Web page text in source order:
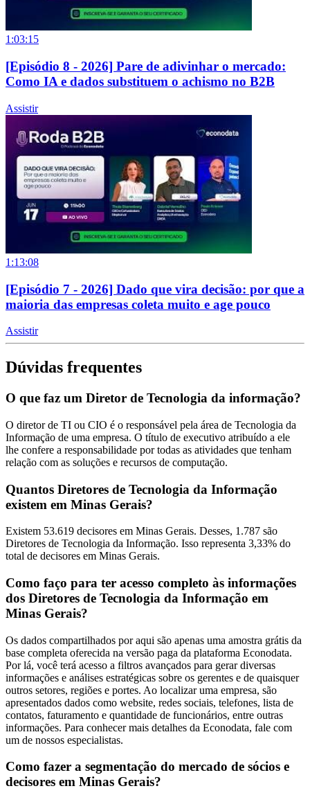
1:03:15
[Episódio 8 - 2026] Pare de adivinhar o mercado:
Como IA e dados substituem o achismo no B2B
Assistir
1:13:08
[Episódio 7 - 2026] Dado que vira decisão: por que a
maioria das empresas coleta muito e age pouco
Assistir
Dúvidas frequentes
O que faz um Diretor de Tecnologia da informação?
O diretor de TI ou CIO é o responsável pela área de Tecnologia da
Informação de uma empresa. O título de executivo atribuído a ele
lhe confere a responsabilidade por todas as atividades que tenham
relação com as soluções e recursos de computação.
Quantos Diretores de Tecnologia da Informação
existem em Minas Gerais?
Existem 53.619 decisores em Minas Gerais. Desses, 1.787 são
Diretores de Tecnologia da Informação. Isso representa 3,33% do
total de decisores em Minas Gerais.
Como faço para ter acesso completo às informações
dos Diretores de Tecnologia da Informação em
Minas Gerais?
Os dados compartilhados por aqui são apenas uma amostra grátis da
base completa oferecida na versão paga da plataforma Econodata.
Por lá, você terá acesso a filtros avançados para gerar diversas
informações e análises estratégicas sobre os gerentes e de quaisquer
outros setores, regiões e portes. Ao localizar uma empresa, são
apresentados dados como website, redes sociais, telefones, lista de
contatos, faturamento e quantidade de funcionários, entre outras
informações. Para conhecer mais detalhes da Econodata, fale com
um de nossos especialistas.
Como fazer a segmentação do mercado de sócios e
decisores em Minas Gerais?